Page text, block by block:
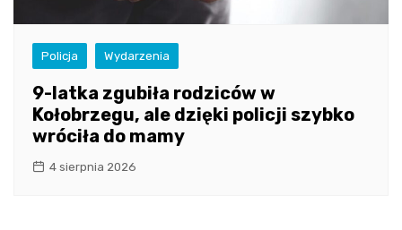
Policja Wydarzenia
9-latka zgubiła rodziców w
Kołobrzegu, ale dzięki policji szybko
wróciła do mamy
4 sierpnia 2026